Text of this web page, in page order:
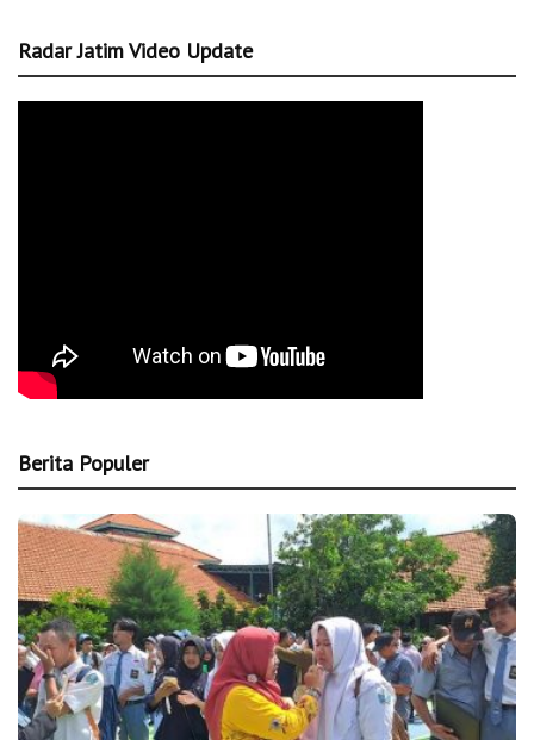
Radar Jatim Video Update
Berita Populer